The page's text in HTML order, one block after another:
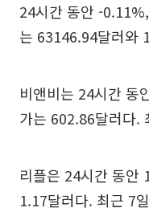
24시간 동안 -
는 63146.94달러와
비앤비는 24시간 동
가는 602.86달러다.
리플은 24시간 동안
1.17달러다. 최근 7